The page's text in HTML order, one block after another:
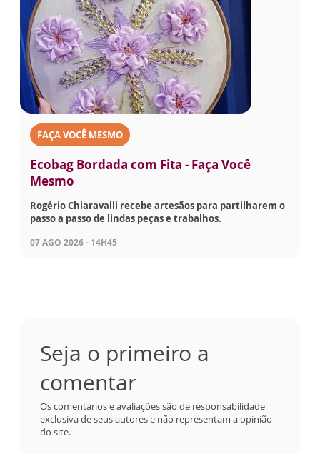
FAÇA VOCÊ MESMO
Ecobag Bordada com Fita - Faça Você
Mesmo
Rogério Chiaravalli recebe artesãos para partilharem o
passo a passo de lindas peças e trabalhos.
07 AGO 2026 - 14H45
Seja o primeiro a
comentar
Os comentários e avaliações são de responsabilidade
exclusiva de seus autores e não representam a opinião
do site.